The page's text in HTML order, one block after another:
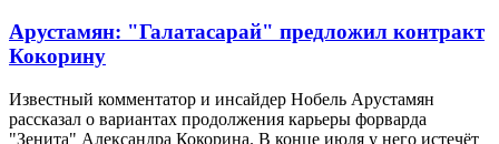
Арустамян: "Галатасарай" предложил контракт
Кокорину
Известный комментатор и инсайдер Нобель Арустамян
рассказал о вариантах продолжения карьеры форварда
"Зенита" Александра Кокорина. В конце июля у него истечёт